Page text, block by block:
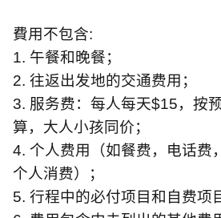
費用不包含:
1. 午餐和晚餐；
2. 往返出发地的交通费用；
3. 服务费：每人每天$15，按
算，大人小孩同价；
4. 个人费用（如餐费，电话费
个人消费）；
5. 行程中的必付项目和自费项